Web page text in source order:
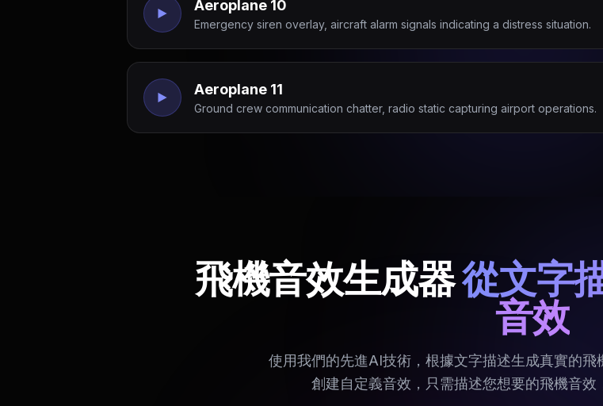
Aeroplane 10
Emergency siren overlay, aircraft alarm signals indicating a distress situation.
Aeroplane 11
Ground crew communication chatter, radio static capturing airport operations.
飛機音效生成器從文字
音效
使用我們的先進AI技術，根據文字描述生成真實的
創建自定義音效，只需描述您想要的飛機音效